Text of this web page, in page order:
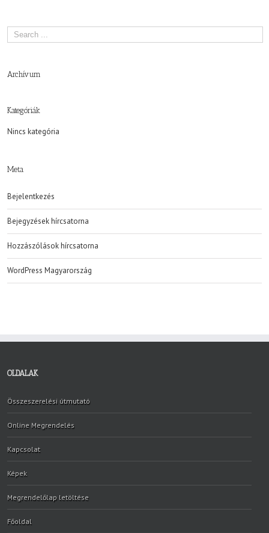
Archívum
Kategóriák
Nincs kategória
Meta
Bejelentkezés
Bejegyzések hírcsatorna
Hozzászólások hírcsatorna
WordPress Magyarország
OLDALAK
Összeszerelési útmutató
Online Megrendelés
Kapcsolat
Képek
Megrendelőlap letöltése
Főoldal